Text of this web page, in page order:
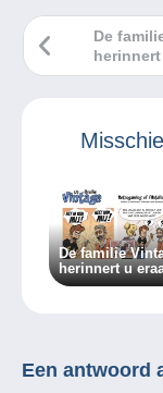
De
een item
De familie
herinnert u
item kan deel
Een antwoord